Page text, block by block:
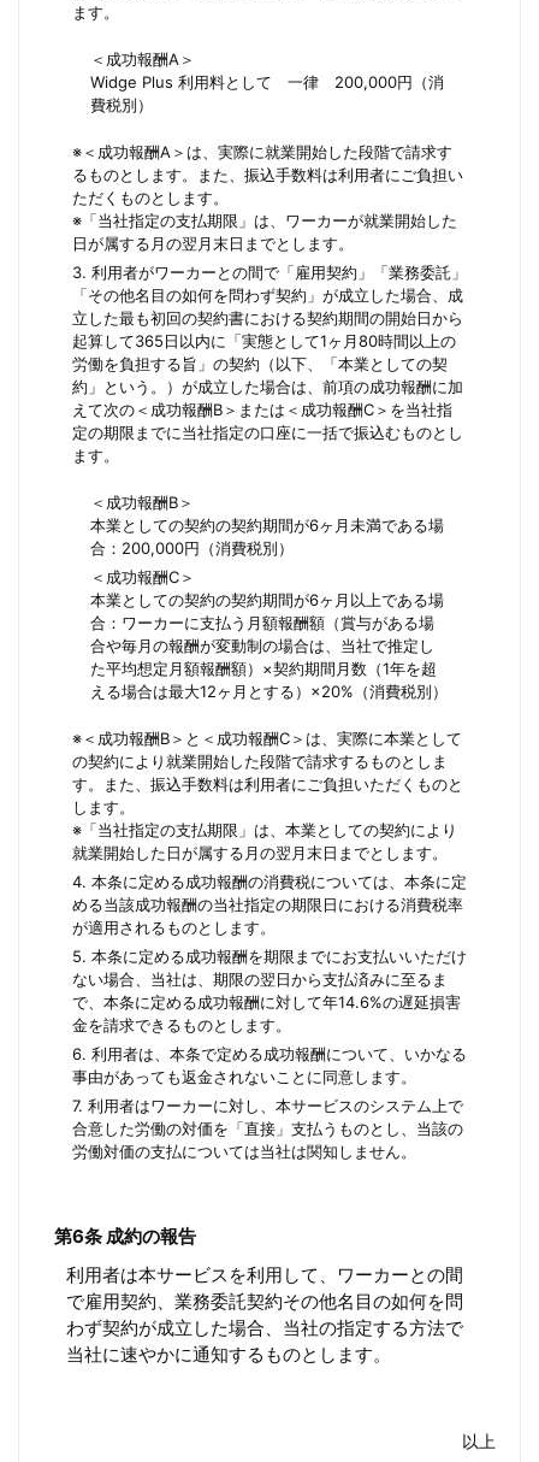
ます。
＜成功報酬A＞
Widge Plus 利用料として 一律 200,000円（消
費税別）
※＜成功報酬A＞は、実際に就業開始した段階で請求す
るものとします。また、振込手数料は利用者にご負担い
ただくものとします。
※「当社指定の支払期限」は、ワーカーが就業開始した
日が属する月の翌月末日までとします。
3. 利用者がワーカーとの間で「雇用契約」「業務委託」
「その他名目の如何を問わず契約」が成立した場合、成
立した最も初回の契約書における契約期間の開始日から
起算して365日以内に「実態として1ヶ月80時間以上の
労働を負担する旨」の契約（以下、「本業としての契
約」という。）が成立した場合は、前項の成功報酬に加
えて次の＜成功報酬B＞または＜成功報酬C＞を当社指
定の期限までに当社指定の口座に一括で振込むものとし
ます。
＜成功報酬B＞
本業としての契約の契約期間が6ヶ月未満である場
合：200,000円（消費税別）
＜成功報酬C＞
本業としての契約の契約期間が6ヶ月以上である場
合：ワーカーに支払う月額報酬額（賞与がある場
合や毎月の報酬が変動制の場合は、当社で推定し
た平均想定月額報酬額）×契約期間月数（1年を超
える場合は最大12ヶ月とする）×20%（消費税別）
※＜成功報酬B＞と＜成功報酬C＞は、実際に本業として
の契約により就業開始した段階で請求するものとしま
す。また、振込手数料は利用者にご負担いただくものと
します。
※「当社指定の支払期限」は、本業としての契約により
就業開始した日が属する月の翌月末日までとします。
4. 本条に定める成功報酬の消費税については、本条に定
める当該成功報酬の当社指定の期限日における消費税率
が適用されるものとします。
5. 本条に定める成功報酬を期限までにお支払いいただけ
ない場合、当社は、期限の翌日から支払済みに至るま
で、本条に定める成功報酬に対して年14.6%の遅延損害
金を請求できるものとします。
6. 利用者は、本条で定める成功報酬について、いかなる
事由があっても返金されないことに同意します。
7. 利用者はワーカーに対し、本サービスのシステム上で
合意した労働の対価を「直接」支払うものとし、当該の
労働対価の支払については当社は関知しません。
第6条 成約の報告
利用者は本サービスを利用して、ワーカーとの間
で雇用契約、業務委託契約その他名目の如何を問
わず契約が成立した場合、当社の指定する方法で
当社に速やかに通知するものとします。
以上